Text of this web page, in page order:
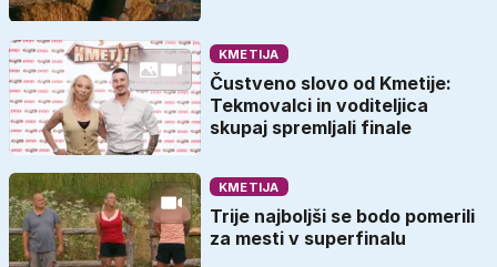
KMETIJA
Čustveno slovo od Kmetije:
Tekmovalci in voditeljica
skupaj spremljali finale
KMETIJA
Trije najboljši se bodo pomerili
za mesti v superfinalu